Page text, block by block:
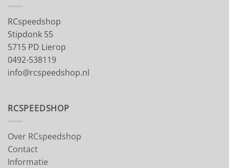
RCspeedshop
Stipdonk 55
5715 PD Lierop
0492-538119
info@rcspeedshop.nl
RCSPEEDSHOP
Over RCspeedshop
Contact
Informatie